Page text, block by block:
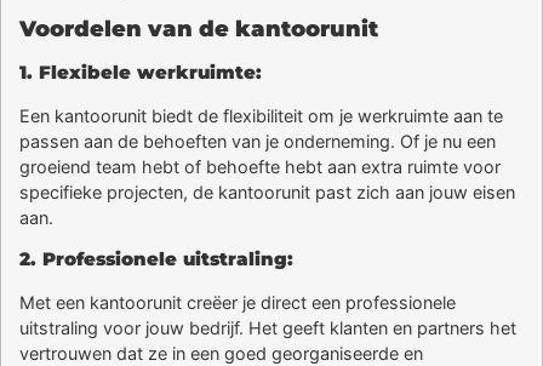
Voordelen van de kantoorunit
1. Flexibele werkruimte:
Een kantoorunit biedt de flexibiliteit om je werkruimte aan te
passen aan de behoeften van je onderneming. Of je nu een
groeiend team hebt of behoefte hebt aan extra ruimte voor
specifieke projecten, de kantoorunit past zich aan jouw eisen
aan.
2. Professionele uitstraling:
Met een kantoorunit creëer je direct een professionele
uitstraling voor jouw bedrijf. Het geeft klanten en partners het
vertrouwen dat ze in een goed georganiseerde en